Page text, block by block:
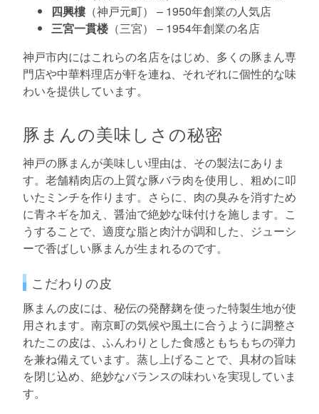
四興樓 （神戸元町） – 1950年創業の人気店
三宮一貫楼 （三宮） – 1954年創業の名店
神戸市内にはこれらの名店をはじめ、多くの豚まん専
門店や中華料理店が軒を連ね、それぞれに個性的な味
わいを提供しています。
豚まんの美味しさの秘密
神戸の豚まんが美味しい理由は、その製法にありま
す。老舗精肉店の上質な豚バラ肉を使用し、粗めに叩
いたミンチを作ります。さらに、肉の臭みを消すため
に青ネギを加え、醤油で絶妙な味付けを施します。こ
うすることで、適度な脂と肉汁が調和した、ジューシ
ーで香ばしい豚まんが生まれるのです。
こだわりの皮
豚まんの皮には、秘伝の発酵麹を使った特製生地が使
用されます。南京町の気候や風土に合うように調整さ
れたこの皮は、ふんわりとした食感ともちもちの弾力
を兼ね備えています。蒸し上げることで、具材の旨味
を閉じ込め、絶妙なバランスの味わいを実現していま
す。